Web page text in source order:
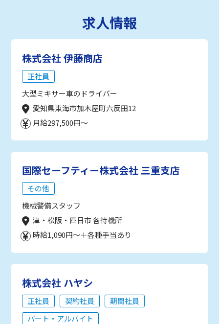
求人情報
株式会社 伊藤商店
正社員
大型ミキサー車のドライバー
愛知県東海市加木屋町六反田12
月給297,500円～
国際セーフティー株式会社 三重支店
その他
機械警備スタッフ
津・松阪・四日市 各待機所
時給1,090円～＋各種手当あり
株式会社 ハヤシ
正社員 契約社員
期間社員
パート・アルバイト